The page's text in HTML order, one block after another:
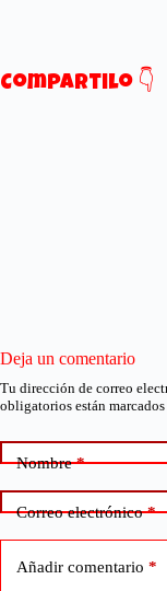
Compartilo 👇
Deja un comentario
Tu dirección de correo
obligatorios están
Nombre*
Correo electrónico*
Añadir comentario *